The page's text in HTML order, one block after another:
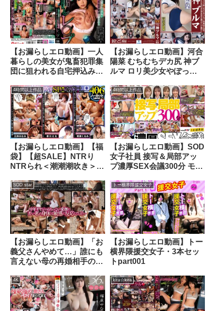
穂
【お漏らしエロ動画】一人
暮らしの美女が鬼畜犯罪集
団に狙われる自宅押込み中
【お漏らしエロ動画】河合
陽菜 むちむちデカ尻 神ブ
ルマ ロリ美少女やぽっち
体操着を着せ、ハミパン、
ムレムレワレメを毛穴まで
見えるほどの超ドアップ接
写！さらに尻コキ、着衣お
漏らし放尿やブルマぶっか
け等ブルマ好きに送る完全
着衣フェチAV
4時間以上作品
【お漏らしエロ動画】【福
袋】【超SALE】NTRり
NTRられ＜潮潮潮吹き＞
みなみ！・妹潮！！春日え
な！・アナ潮！！桃瀬くる
み！＞潮吹sex10発！17L
射！大放出【ノーカット全
編収録】406分BOTANコ
ンプリートベストっ！
4時間以上作品
【お漏らしエロ動画】SOD
女子社員 接写＆局部アッ
プ濃厚SEX会議300分 モザ
ギナグイ込み生着替えさセ
クハラ 5名議事録
SOD star
【お漏らしエロ動画】「お
義父さんやめて…」誰にも
言えない母の再婚相手の義
のねっとり変態セックスに
溺れるJ○ 月乃ひな
トー横界隈援交女子
【お漏らしエロ動画】トー
横界隈援交女子・3本セッ
トpart001
4K kira☆kira